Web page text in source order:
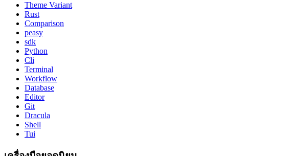
Theme Variant
Rust
Comparison
peasy
sdk
Python
Cli
Terminal
Workflow
Database
Editor
Git
Dracula
Shell
Tui